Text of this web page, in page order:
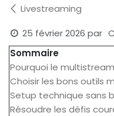
Livestreaming
25 février 2026 par
Sommaire
Pourquoi le
Choisir les bons outils
Setup technique sans
Résoudre les défis